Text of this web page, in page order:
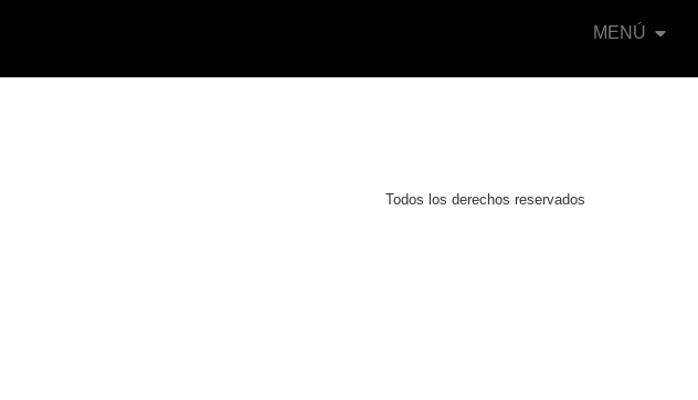
MENÚ
Todos los derechos reservados